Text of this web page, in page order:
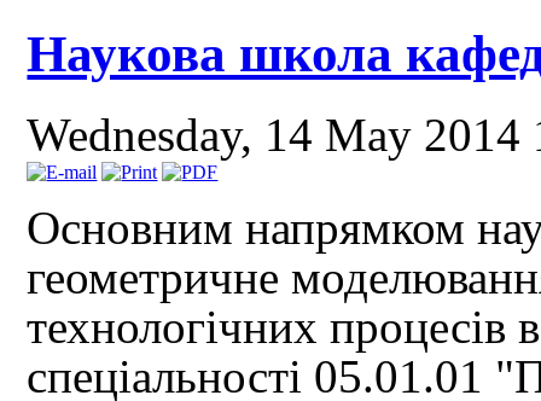
Наукова школа
Wednesday, 14 May 2014
Основним напрямком
геометричне
технологічних процесів
спеціальності 05.01.01